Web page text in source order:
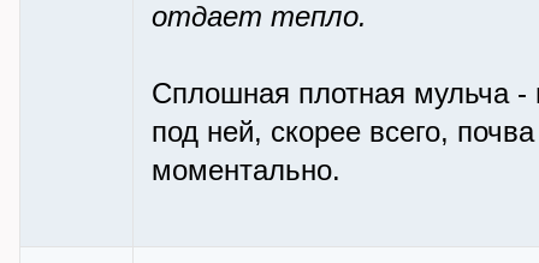
отдает тепло.
Сплошная плотная мульча -
под ней, скорее всего,
моментально.